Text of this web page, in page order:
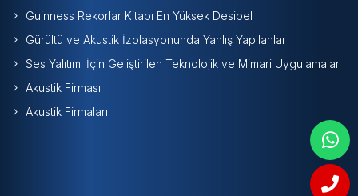
Guinness Rekorlar Kitabı En Yüksek Desibel
Gürültü ve Akustik İzolasyonunda Yanlış Yapılanlar
Ses Yalıtımı İçin Geliştirilen Teknolojik ve Mimari Uygulamalar
Akustik Firması
Akustik Firmaları